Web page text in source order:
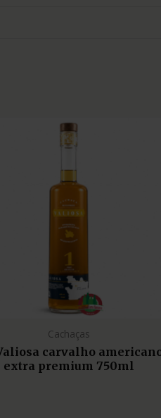
Cachaças
carvalho
extra premium 750ml